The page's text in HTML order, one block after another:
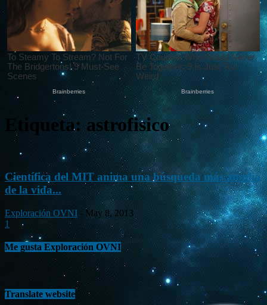
Etiqueta: astrofisico
Científica del MIT anima una búsqueda más amplia
de la vida...
Exploración OVNI - May 8, 2013
1
Me gusta Exploración OVNI
Translate website